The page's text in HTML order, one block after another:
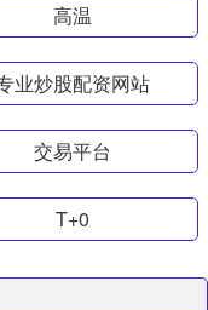
高温
业炒股配资网站
交易平台
T+0